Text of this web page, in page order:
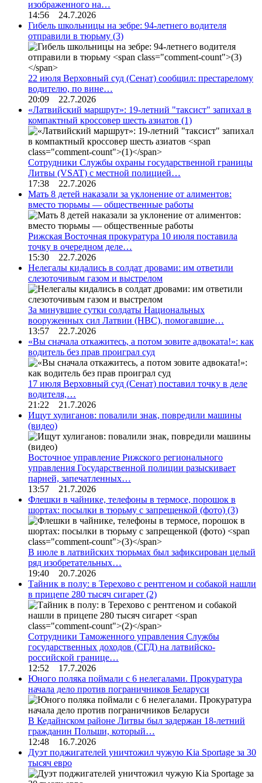
изображенного на…
14:56 24.7.2026
Гибель школьницы на зебре: 94-летнего водителя
отправили в тюрьму (3)
22 июля Верховный суд (Сенат) сообщил: престарелому
водителю, по вине…
20:09 22.7.2026
«Латвийский маршрут»: 19-летний "таксист" запихал в
компактный кроссовер шесть азиатов (1)
Сотрудники Службы охраны государственной границы
Литвы (VSAT) с местной полицией…
17:38 22.7.2026
Мать 8 детей наказали за уклонение от алиментов:
вместо тюрьмы — общественные работы
Рижская Восточная прокуратура 10 июля поставила
точку в очередном деле…
15:30 22.7.2026
Нелегалы кидались в солдат дровами: им ответили
слезоточивым газом и выстрелом
За минувшие сутки солдаты Национальных
вооруженных сил Латвии (НВС), помогавшие…
13:57 22.7.2026
«Вы сначала откажитесь, а потом зовите адвоката!»: как
водитель без прав проиграл суд
17 июля Верховный суд (Сенат) поставил точку в деле
водителя,…
21:22 21.7.2026
Ищут хулиганов: повалили знак, повредили машины
(видео)
Восточное управление Рижского регионального
управления Государственной полиции разыскивает
парней, запечатленных…
13:57 21.7.2026
Флешки в чайнике, телефоны в термосе, порошок в
шортах: посылки в тюрьму с запрещенкой (фото) (3)
В июле в латвийских тюрьмах был зафиксирован целый
ряд изобретательных…
19:40 20.7.2026
Тайник в полу: в Терехово с рентгеном и собакой нашли
в прицепе 280 тысяч сигарет (2)
Сотрудники Таможенного управления Службы
государственных доходов (СГД) на латвийско-
российской границе…
12:52 17.7.2026
Юного поляка поймали с 6 нелегалами. Прокуратура
начала дело против пограничников Беларуси
В Кедайнском районе Литвы был задержан 18-летний
гражданин Польши, который…
12:48 16.7.2026
Дуэт поджигателей уничтожил чужую Kia Sportage за 30
тысяч евро